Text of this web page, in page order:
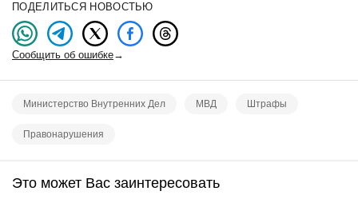
ПОДЕЛИТЬСЯ НОВОСТЬЮ
Сообщить об ошибке→
Министерство Внутренних Дел МВД Штрафы
Правонарушения
Это может Вас заинтересовать